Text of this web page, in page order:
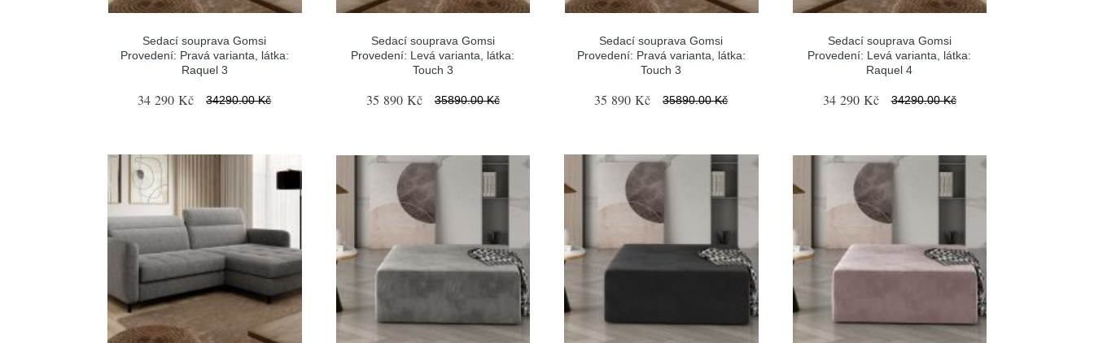
Sedací souprava Gomsi
Provedení: Pravá varianta, látka:
Raquel 3
34 290 Kč 34290.00 Kč
Sedací souprava Gomsi
Provedení: Levá varianta, látka:
Touch 3
35 890 Kč 35890.00 Kč
Sedací souprava Gomsi
Provedení: Pravá varianta, látka:
Touch 3
35 890 Kč 35890.00 Kč
Sedací souprava Gomsi
Provedení: Levá varianta, látka:
Raquel 4
34 290 Kč 34290.00 Kč